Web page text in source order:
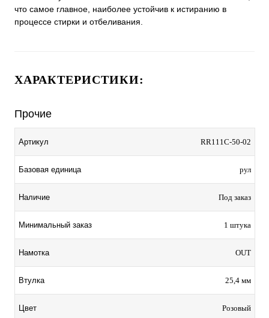
что самое главное, наиболее устойчив к истиранию в
процессе стирки и отбеливания.
ХАРАКТЕРИСТИКИ:
Прочие
Артикул RR111С-50-02
Базовая единица рул
Наличие Под заказ
Минимальный заказ 1 штука
Намотка OUT
Втулка 25,4 мм
Цвет Розовый